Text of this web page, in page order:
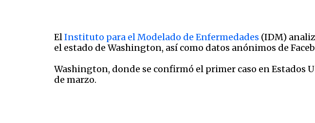
ElInstituto para el Modelado de Enfermedades (IDM)
el estado de Washington, así como datos anónimos de
Washington, donde se confirmó el primer caso en Estados
de marzo.